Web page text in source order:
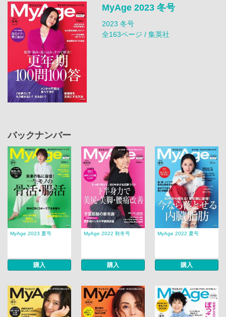
MyAge 2023 冬号
2023 冬号
全163ページ / 集英社
バックナンバー
MyAge 2023 夏号
購入
MyAge 2022 秋冬号
購入
MyAge 2022 夏号
購入